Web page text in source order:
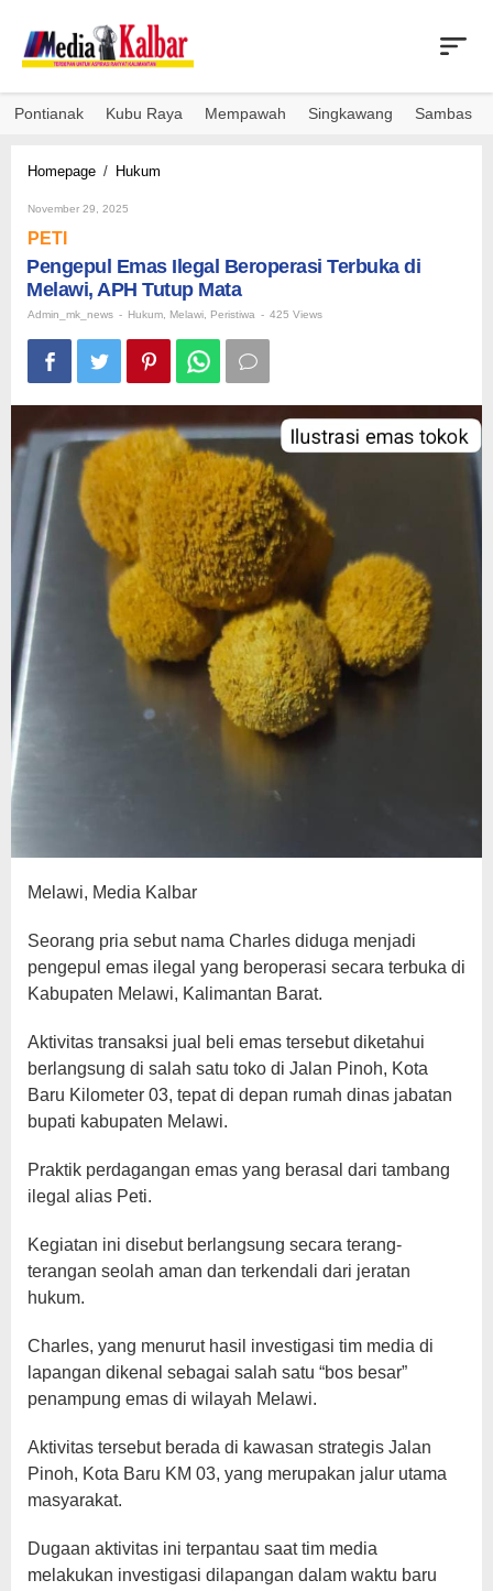
content
Pontianak Kubu Raya Mempawah Singkawang Sambas
Homepage / Hukum
di
Melawi,
APH
Mata
November 29, 2025
PETI
Pengepul Emas Ilegal Beroperasi Terbuka di
Melawi, APH Tutup Mata
Admin_mk_news - Hukum Melawi Peristiwa - 425 Views
Melawi, Media Kalbar
Seorang pria sebut nama Charles diduga menjadi
pengepul emas ilegal yang beroperasi secara terbuka di
Kabupaten Melawi, Kalimantan Barat.
Aktivitas transaksi jual beli emas tersebut diketahui
berlangsung di salah satu toko di Jalan Pinoh, Kota
Baru Kilometer 03, tepat di depan rumah dinas jabatan
bupati kabupaten Melawi.
Praktik perdagangan emas yang berasal dari tambang
ilegal alias Peti.
Kegiatan ini disebut berlangsung secara terang-
terangan seolah aman dan terkendali dari jeratan
hukum.
Charles, yang menurut hasil investigasi tim media di
lapangan dikenal sebagai salah satu “bos besar”
penampung emas di wilayah Melawi.
Aktivitas tersebut berada di kawasan strategis Jalan
Pinoh, Kota Baru KM 03, yang merupakan jalur utama
masyarakat.
Dugaan aktivitas ini terpantau saat tim media
melakukan investigasi dilapangan dalam waktu baru